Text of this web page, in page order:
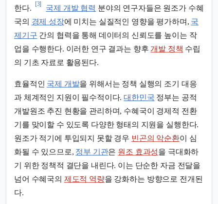
한다.
[3]
국제 개발 협력 분야의 연구자들은 원조가 수혜
국의 경제 성장에 미치는 실질적인 영향을 평가하며, 국
제기구 간의 협력을 통해 데이터의 신뢰도를 높이는 작
업을 수행한다. 이러한 연구 결과는 향후 개발 정책 수립
의 기초 자료로 활용된다.
효율적인 국제 개발을 위해서는 정책 실행의 조기 대응
과 체계적인 지원이 필수적이다.대한민국 정부는 공적
개발원조 추진 현황을 관리하며, 수혜국이 경제적 전환
기를 맞이할 수 있도록 다양한 형태의 지원을 실행한다.
원조가 적기에 투입되지 못할 경우 빈곤의 악순환이 심
화될 수 있으므로, 정부 기관은 원조 효과성을 극대화하
기 위한 정책적 결단을 내린다. 이는 단순한 자금 전달을
넘어 수혜국의 제도적 역량을 강화하는 방향으로 전개된
다.